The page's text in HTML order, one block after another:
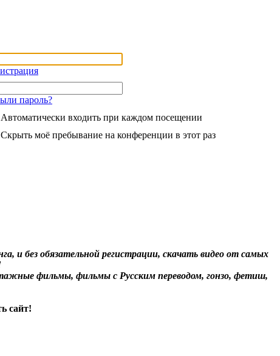
пароль?
Автоматически входить при каждом посещении
Скрыть моё пребывание на конференции в этот раз
и без обязательной регистрации, скачать видео от самых
фильмы, фильмы с Русским переводом, гонзо, фетиш,
сайт!